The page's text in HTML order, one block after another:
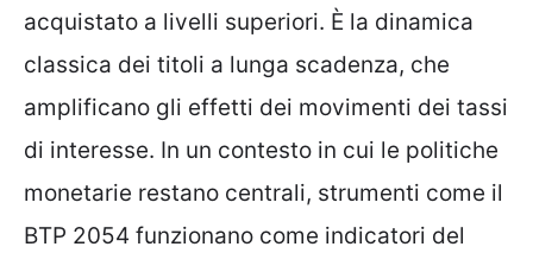
acquistato a livelli superiori. È la dinamica
classica dei titoli a lunga scadenza, che
amplificano gli effetti dei movimenti dei tassi
di interesse. In un contesto in cui le politiche
monetarie restano centrali, strumenti come il
BTP 2054 funzionano come indicatori del